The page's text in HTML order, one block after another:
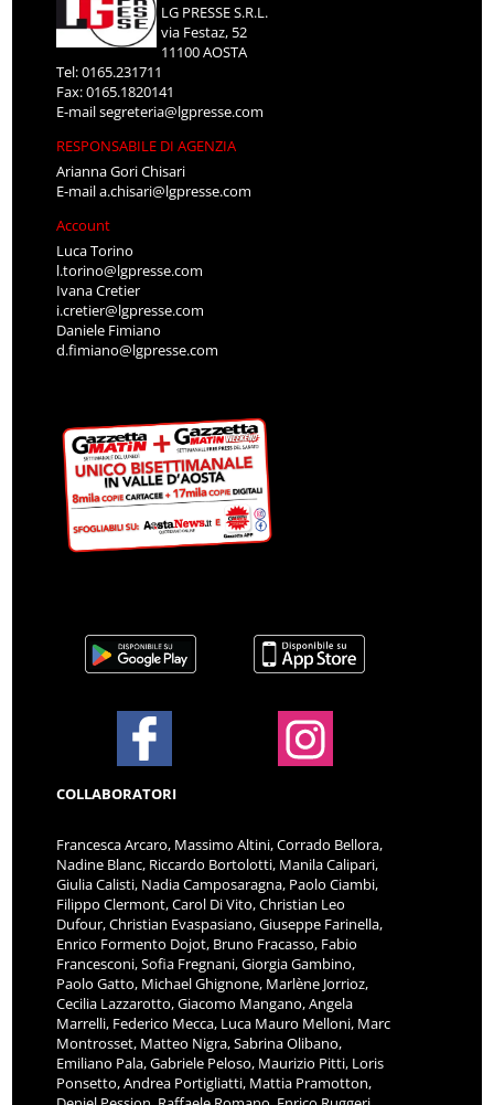
LG PRESSE S.R.L.
via Festaz, 52
11100 AOSTA
Tel: 0165.231711
Fax: 0165.1820141
E-mailsegreteria@lgpresse.com
RESPONSABILE DI AGENZIA
Arianna Gori Chisari
E-maila.chisari@lgpresse.com
Account
Luca Torino
l.torino@lgpresse.com
Ivana Cretier
i.cretier@lgpresse.com
Daniele Fimiano
d.fimiano@lgpresse.com
COLLABORATORI
Francesca Arcaro, Massimo Altini, Corrado Bellora,
Nadine Blanc, Riccardo Bortolotti, Manila Calipari,
Giulia Calisti, Nadia Camposaragna, Paolo Ciambi,
Filippo Clermont, Carol Di Vito, Christian Leo
Dufour, Christian Evaspasiano, Giuseppe Farinella,
Enrico Formento Dojot, Bruno Fracasso, Fabio
Francesconi, Sofia Fregnani, Giorgia Gambino,
Paolo Gatto, Michael Ghignone, Marlène Jorrioz,
Cecilia Lazzarotto, Giacomo Mangano, Angela
Marrelli, Federico Mecca, Luca Mauro Melloni, Marc
Montrosset, Matteo Nigra, Sabrina Olibano,
Emiliano Pala, Gabriele Peloso, Maurizio Pitti, Loris
Ponsetto, Andrea Portigliatti, Mattia Pramotton,